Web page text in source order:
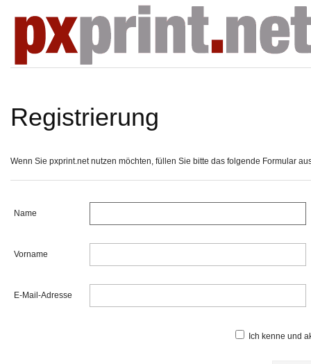
Registrierung
Wenn Sie pxprint.net nutzen möchten, füllen Sie bitte das folgende Formular
Name
Vorname
E-Mail-Adresse
Ich kenne und